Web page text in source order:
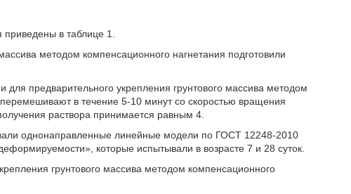
приведены в таблице 1.
методом компенсационного нагнетания подготовили
предварительного укрепления грунтового массива методом
в течение 5-10 минут со скоростью вращения
раствора принимается равным 4.
однонаправленные линейные модели по ГОСТ 12248-2010
которые испытывали в возрасте 7 и 28 суток.
грунтового массива методом компенсационного